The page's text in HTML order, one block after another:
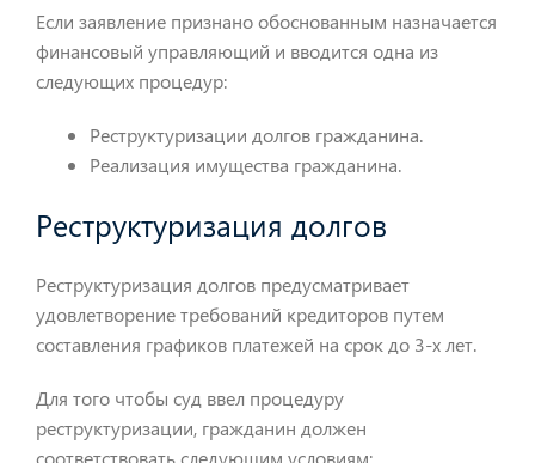
Если заявление признано обоснованным назначается
финансовый управляющий и вводится одна из
следующих процедур:
Реструктуризации долгов гражданина.
Реализация имущества гражданина.
Реструктуризация долгов
Реструктуризация долгов предусматривает
удовлетворение требований кредиторов путем
составления графиков платежей на срок до 3-х лет.
Для того чтобы суд ввел процедуру
реструктуризации, гражданин должен
соответствовать следующим условиям: